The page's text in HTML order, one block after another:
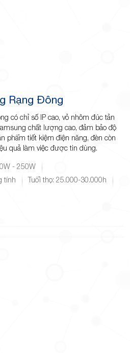
Rạng Đông
có chỉ số IP cao, vỏ nhôm đúc tản
chất lượng cao, đảm bảo độ
phẩm tiết kiệm điện năng, đèn còn
quả làm việc được tin dùng.
- 250W
tính
Tuổi thọ: 25.000-30.000h